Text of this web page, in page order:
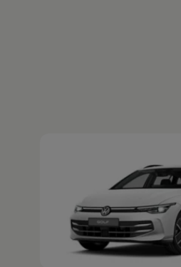
Live Beratung
Transport
Familie
Elektromobilität
Volkswagen R
Pannen- und Unfallhilfe